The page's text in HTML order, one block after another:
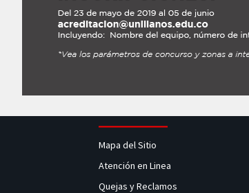
Mapa del Sitio
Atención en Linea
Quejas y Reclamos